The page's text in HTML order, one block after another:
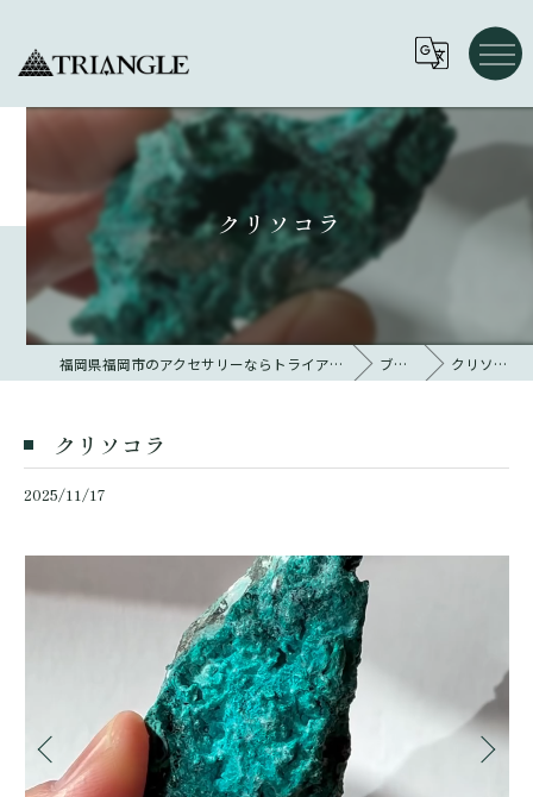
クリソコラ
福岡県福岡市のアクセサリーならトライアングル 大名 ブログ クリソコラ
クリソコラ
2025/11/17